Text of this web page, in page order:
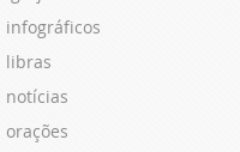
infográficos
libras
notícias
orações